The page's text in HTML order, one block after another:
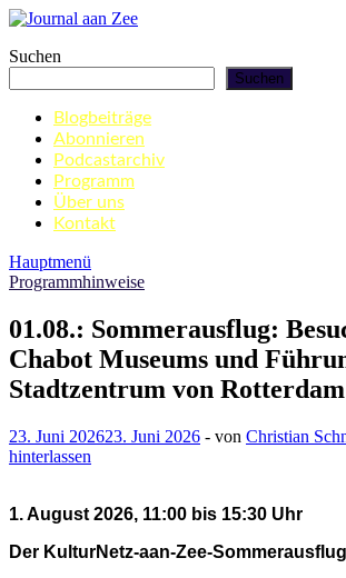
Zum
springen
Journal aan Zee
Suchen
Suchen
Blogbeiträge
Abonnieren
Podcastarchiv
Programm
Über uns
Kontakt
Hauptmenü
Programmhinweise
01.08.: Sommerausflug:
Chabot Museums und
Stadtzentrum von Rotterdam
23. Juni 202623. Juni 2026 - von Christian
hinterlassen
1. August 2026, 11:00 bis 15:30 Uhr
Der KulturNetz-aan-Zee-Sommerausflug